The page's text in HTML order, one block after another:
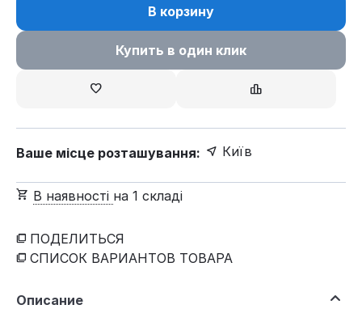
В корзину
Купить в один клик
Ваше місце розташування: Київ
В наявності на 1 складі
ПОДЕЛИТЬСЯ
СПИСОК ВАРИАНТОВ ТОВАРА
Описание